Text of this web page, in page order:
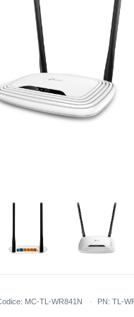
MC-TL-WR841N
PN: TL-